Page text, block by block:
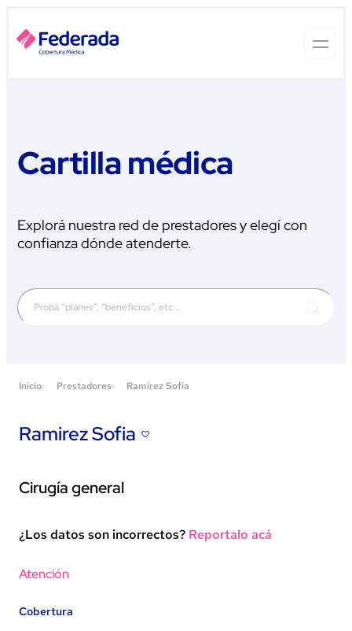
Cartilla médica
Explorá nuestra red de prestadores y elegí con
confianza dónde atenderte.
Inicio Prestadores Ramirez Sofia
Ramirez Sofia
Cirugía general
Ver en Google Maps
¿Los datos son incorrectos? Reportalo acá
Atención
Cobertura